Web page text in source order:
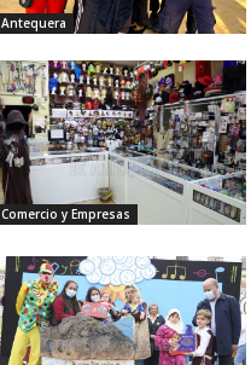
Antequera
Comercio y Empresas